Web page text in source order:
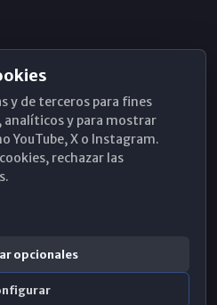
y de terceros para fines
analíticos y para mostrar
YouTube, X o Instagram.
rechazar las
opcionales